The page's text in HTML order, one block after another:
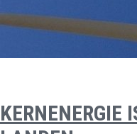
KERNENERGIE